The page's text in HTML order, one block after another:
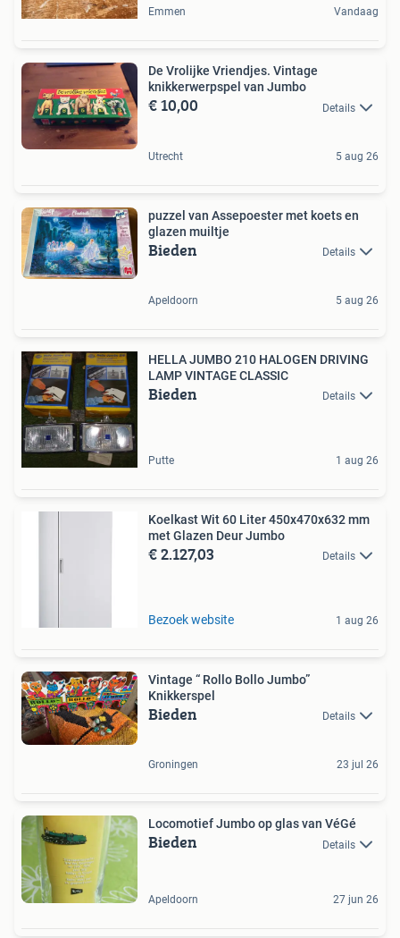
Emmen Vandaag
De Vrolijke Vriendjes. Vintage
knikkerwerpspel van Jumbo
€ 10,00 Details
Utrecht 5 aug 26
puzzel van Assepoester met koets en
glazen muiltje
Bieden Details
Apeldoorn 5 aug 26
HELLA JUMBO 210 HALOGEN DRIVING
LAMP VINTAGE CLASSIC
Bieden Details
Putte 1 aug 26
Koelkast Wit 60 Liter 450x470x632 mm
met Glazen Deur Jumbo
€ 2.127,03 Details
Bezoek website 1 aug 26
Vintage “ Rollo Bollo Jumbo”
Knikkerspel
Bieden Details
Groningen 23 jul 26
Locomotief Jumbo op glas van VéGé
Bieden Details
Apeldoorn 27 jun 26